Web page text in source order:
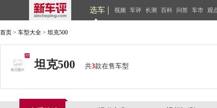
选车 视频 车评 长测 百科 问答 车市 观
首页 > 车型大全 > 坦克500
坦克500 共3款在售车型